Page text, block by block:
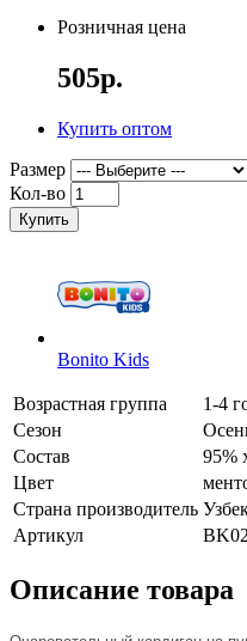
Розничная цена
505р.
Купить оптом
Размер
Кол-во
Купить
Bonito Kids
Возрастная группа
1-4
Сезон
Состав
95%
Цвет
Страна производитель
Артикул
Описание товара